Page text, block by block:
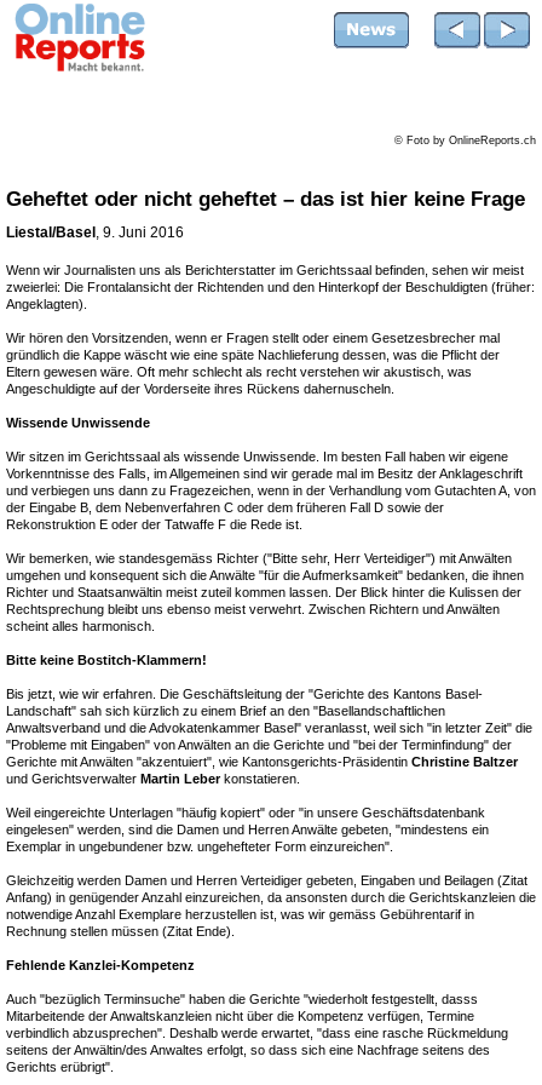
© Foto by OnlineReports.ch
Geheftet oder nicht geheftet – das ist hier keine Frage
Liestal/Basel , 9. Juni 2016
Wenn wir Journalisten uns als Berichterstatter im Gerichtssaal befinden, sehen wir meist
zweierlei: Die Frontalansicht der Richtenden und den Hinterkopf der Beschuldigten (früher:
Angeklagten).
Wir hören den Vorsitzenden, wenn er Fragen stellt oder einem Gesetzesbrecher mal
gründlich die Kappe wäscht wie eine späte Nachlieferung dessen, was die Pflicht der
Eltern gewesen wäre. Oft mehr schlecht als recht verstehen wir akustisch, was
Angeschuldigte auf der Vorderseite ihres Rückens dahernuscheln.
Wissende Unwissende
Wir sitzen im Gerichtssaal als wissende Unwissende. Im besten Fall haben wir eigene
Vorkenntnisse des Falls, im Allgemeinen sind wir gerade mal im Besitz der Anklageschrift
und verbiegen uns dann zu Fragezeichen, wenn in der Verhandlung vom Gutachten A, von
der Eingabe B, dem Nebenverfahren C oder dem früheren Fall D sowie der
Rekonstruktion E oder der Tatwaffe F die Rede ist.
Wir bemerken, wie standesgemäss Richter ("Bitte sehr, Herr Verteidiger") mit Anwälten
umgehen und konsequent sich die Anwälte "für die Aufmerksamkeit" bedanken, die ihnen
Richter und Staatsanwältin meist zuteil kommen lassen. Der Blick hinter die Kulissen der
Rechtsprechung bleibt uns ebenso meist verwehrt. Zwischen Richtern und Anwälten
scheint alles harmonisch.
Bitte keine Bostitch-Klammern!
Bis jetzt, wie wir erfahren. Die Geschäftsleitung der "Gerichte des Kantons Basel-
Landschaft" sah sich kürzlich zu einem Brief an den "Basellandschaftlichen
Anwaltsverband und die Advokatenkammer Basel" veranlasst, weil sich "in letzter Zeit" die
"Probleme mit Eingaben" von Anwälten an die Gerichte und "bei der Terminfindung" der
Gerichte mit Anwälten "akzentuiert", wie Kantonsgerichts-Präsidentin Christine Baltzer
und Gerichtsverwalter Martin Leberkonstatieren.
Weil eingereichte Unterlagen "häufig kopiert" oder "in unsere Geschäftsdatenbank
eingelesen" werden, sind die Damen und Herren Anwälte gebeten, "mindestens ein
Exemplar in ungebundener bzw. ungehefteter Form einzureichen".
Gleichzeitig werden Damen und Herren Verteidiger gebeten, Eingaben und Beilagen (Zitat
Anfang) in genügender Anzahl einzureichen, da ansonsten durch die Gerichtskanzleien die
notwendige Anzahl Exemplare herzustellen ist, was wir gemäss Gebührentarif in
Rechnung stellen müssen (Zitat Ende).
Fehlende Kanzlei-Kompetenz
Auch "bezüglich Terminsuche" haben die Gerichte "wiederholt festgestellt, dasss
Mitarbeitende der Anwaltskanzleien nicht über die Kompetenz verfügen, Termine
verbindlich abzusprechen". Deshalb werde erwartet, "dass eine rasche Rückmeldung
seitens der Anwältin/des Anwaltes erfolgt, so dass sich eine Nachfrage seitens des
Gerichts erübrigt".